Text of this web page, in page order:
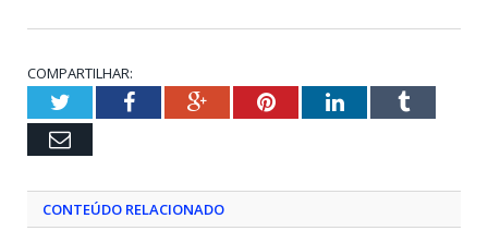
COMPARTILHAR:
TwitterFacebookGoogle+PinterestLinkedInTumblr
Email
CONTEÚDO RELACIONADO